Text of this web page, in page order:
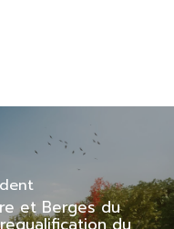
et Berges du